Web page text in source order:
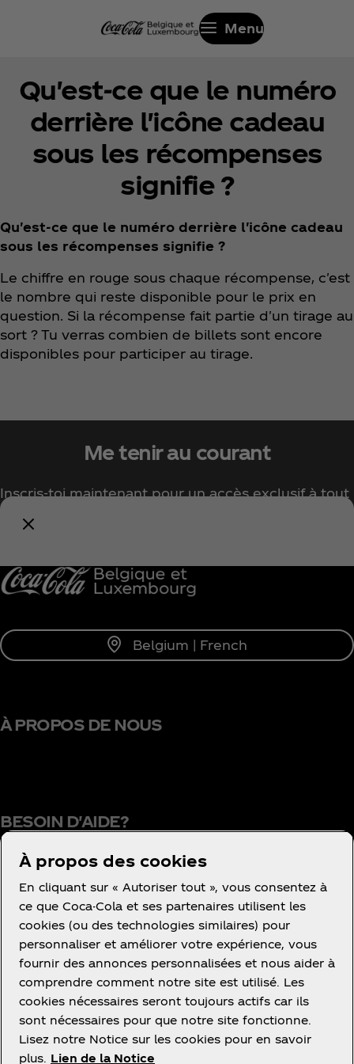
Menu
Qu'est-ce que le numéro
derrière l'icône cadeau
sous les récompenses
signifie ?
Qu'est-ce que le numéro derrière l'icône cadeau
sous les récompenses signifie ?
Le chiffre en rouge sous chaque récompense, c'est
le nombre qui reste disponible pour le prix en
question. Si la récompense fait partie d'un tirage au
sort ? Tu verras combien de billets sont encore
disponibles pour participer au tirage.
Me tenir au courant
Inscris-toi maintenant pour un accès exclusif à tout
l'univers Coca‑Cola !
Belgium | French
À PROPOS DE NOUS
BESOIN D'AIDE?
Conditions d’utilisation
Concurrence
Avis de confidentialité des consommateurs
Paramétrage des cookies
Avis relatif aux cookies
Politique d'accessibilité
À propos des cookies
En cliquant sur « Autoriser tout », vous consentez à
ce que Coca-Cola et ses partenaires utilisent les
cookies (ou des technologies similaires) pour
personnaliser et améliorer votre expérience, vous
fournir des annonces personnalisées et nous aider à
comprendre comment notre site est utilisé. Les
cookies nécessaires seront toujours actifs car ils
sont nécessaires pour que notre site fonctionne.
Lisez notre Notice sur les cookies pour en savoir
plus. Lien de la Notice